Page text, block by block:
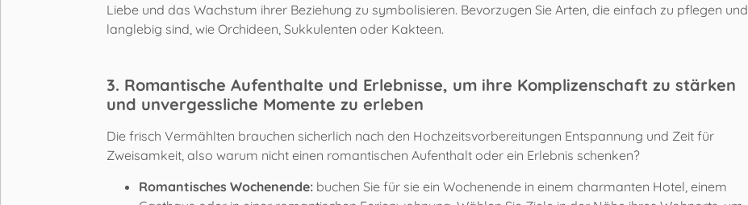
Liebe und das Wachstum ihrer Beziehung zu symbolisieren. Bevorzugen Sie Arten, die einfach zu pflegen und
langlebig sind, wie Orchideen, Sukkulenten oder Kakteen.
3. Romantische Aufenthalte und Erlebnisse, um ihre Komplizenschaft zu stärken
und unvergessliche Momente zu erleben
Die frisch Vermählten brauchen sicherlich nach den Hochzeitsvorbereitungen Entspannung und Zeit für
Zweisamkeit, also warum nicht einen romantischen Aufenthalt oder ein Erlebnis schenken?
Romantisches Wochenende: buchen Sie für sie ein Wochenende in einem charmanten Hotel, einem